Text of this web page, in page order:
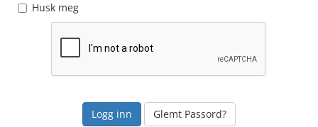
Husk meg
Glemt Passord?